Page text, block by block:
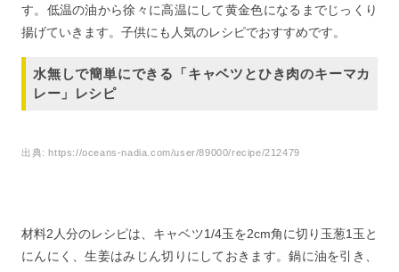
す。低温の油から徐々に高温にして黄金色になるまでじっくり
揚げていきます。子供にも人気のレシピでおすすめです。
水無しで簡単にできる「キャベツとひき肉のキーマカ
レー」レシピ
出典:https://oceans-nadia.com/user/89000/recipe/212479
材料2人分のレシピは、キャベツ1/4玉を2cm角に切り玉葱1玉と
にんにく、生姜はみじん切りにしておきます。鍋に油を引き、